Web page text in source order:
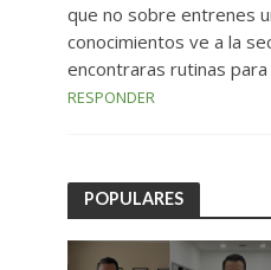
que no sobre entrenes
conocimientos ve a la
encontraras rutinas para
RESPONDER
POPULARES